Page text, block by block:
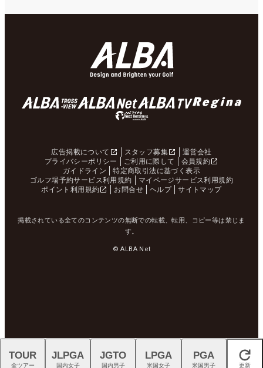
広告掲載について スタッフ募集
運営会社
プライバシーポリシー
ご利用に際して
会員規約
ガイドライン
特定商取引法に基づく表示
ゴルフ場予約サービス利用規約
マイページサービス利用規約
ポイント利用規約
お問合せ ヘルプ サイトマップ
掲載されている全てのコンテンツの無断での転載、転用、コピー等は禁じま
す。
© ALBA Net
閉じる
TOUR
全ツアー
JLPGA
国内女子
JGTO
国内男子
LPGA
米国女子
PGA
米国男子 更新